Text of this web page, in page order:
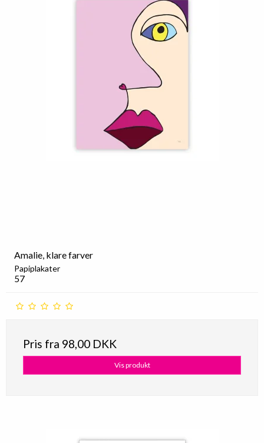
Amalie, klare farver
Papiplakater
57
Pris fra 98,00 DKK
Vis produkt